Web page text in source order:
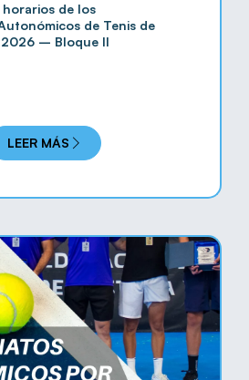
de los
de Tenis de
– Bloque II
LEER MÁS